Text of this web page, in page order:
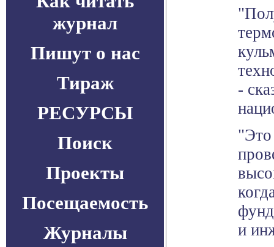
журнал
Пишут о нас
Тираж
РЕСУРСЫ
Поиск
Проекты
Посещаемость
Журналы
-
"Это
и